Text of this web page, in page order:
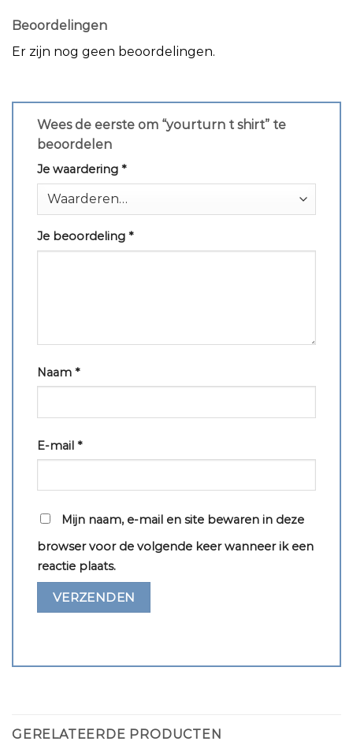
Beoordelingen
Er zijn nog geen beoordelingen.
Wees de eerste om “yourturn t shirt” te
beoordelen
Je waardering *
Je beoordeling *
Naam *
E-mail *
Mijn naam, e-mail en site bewaren in deze
browser voor de volgende keer wanneer ik een
reactie plaats.
GERELATEERDE PRODUCTEN